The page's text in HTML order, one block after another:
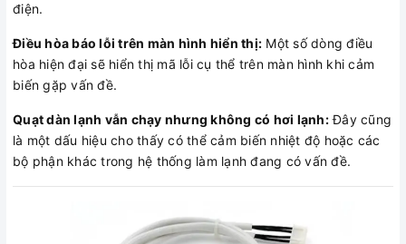
điện.
Điều hòa báo lỗi trên màn hình hiển thị: Một số dòng điều
hòa hiện đại sẽ hiển thị mã lỗi cụ thể trên màn hình khi cảm
biến gặp vấn đề.
Quạt dàn lạnh vẫn chạy nhưng không có hơi lạnh:Đây cũng
là một dấu hiệu cho thấy có thể cảm biến nhiệt độ hoặc các
bộ phận khác trong hệ thống làm lạnh đang có vấn đề.